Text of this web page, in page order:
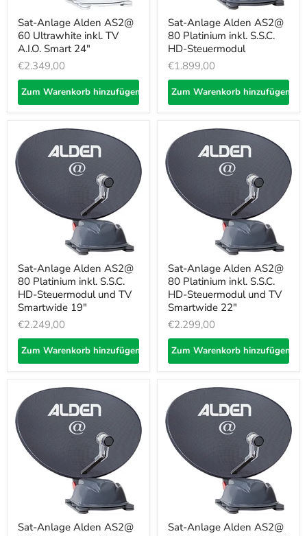
Sat-Anlage Alden AS2@
60 Ultrawhite inkl. TV
A.I.O. Smart 24"
€2.349,00
Zum Warenkorb hinzufügen
Sat-Anlage Alden AS2@
80 Platinium inkl. S.S.C.
HD-Steuermodul
€1.899,00
Zum Warenkorb hinzufügen
Sat-Anlage Alden AS2@
80 Platinium inkl. S.S.C.
HD-Steuermodul und TV
Smartwide 19"
€2.249,00
Zum Warenkorb hinzufügen
Sat-Anlage Alden AS2@
80 Platinium inkl. S.S.C.
HD-Steuermodul und TV
Smartwide 22"
€2.299,00
Zum Warenkorb hinzufügen
Sat-Anlage Alden AS2@
Sat-Anlage Alden AS2@